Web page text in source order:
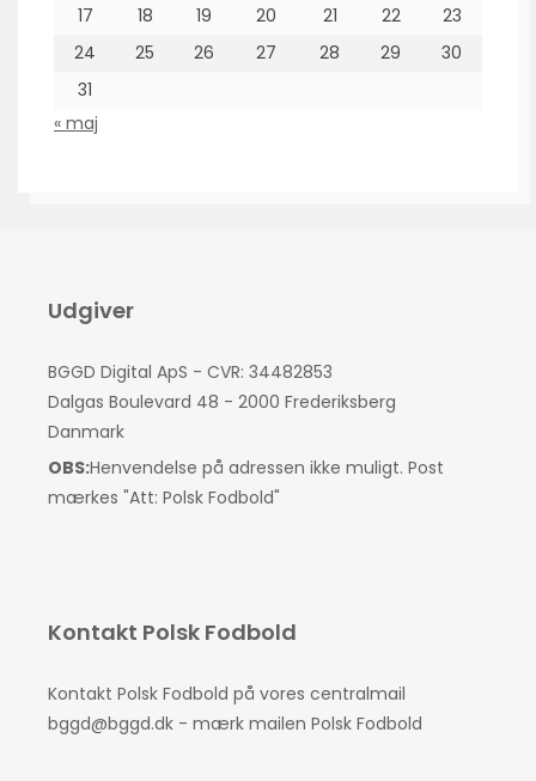
17
18 19 20 21 22
23
24
25 26 27 28 29
30
31
« maj
Udgiver
BGGD Digital ApS - CVR: 34482853
Dalgas Boulevard 48 - 2000 Frederiksberg
Danmark
OBS:Henvendelse på adressen ikke muligt. Post
mærkes "Att: Polsk Fodbold"
Kontakt Polsk Fodbold
Kontakt Polsk Fodbold på vores centralmail
bggd@bggd.dk - mærk mailen Polsk Fodbold